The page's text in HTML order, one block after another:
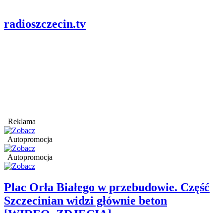
radioszczecin.tv
Reklama
Autopromocja
Autopromocja
Plac Orła Białego w przebudowie. Część
Szczecinian widzi głównie beton